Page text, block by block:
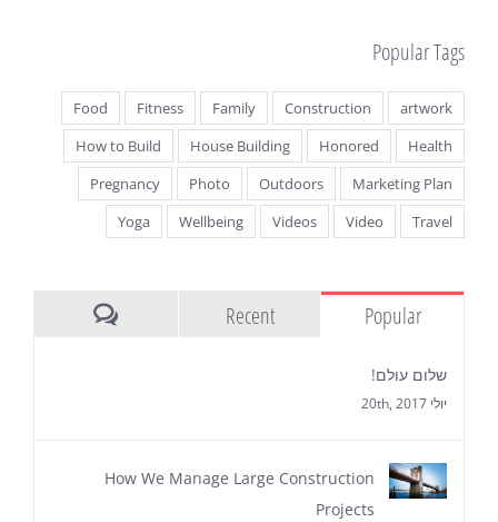
Popular Tags
artwork
Construction
Family
Fitness
Food
Health
Honored
House Building
How to Build
Marketing Plan
Outdoors
Photo
Pregnancy
Travel
Video
Videos
Wellbeing
Yoga
Popular
Recent
שלום עולם!
יולי 20th, 2017
How We Manage Large Construction
Projects